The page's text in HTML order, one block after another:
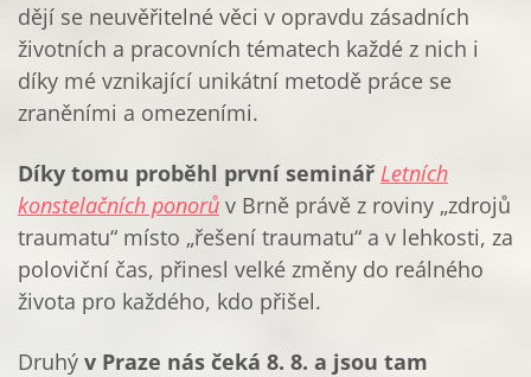
dějí se neuvěřitelné věci v opravdu zásadních
životních a pracovních tématech každé z nich i
díky mé vznikající unikátní metodě práce se
zraněními a omezeními.
Díky tomu proběhl první seminář Letních
konstelačních ponorů v Brně právě z roviny „zdrojů
traumatu“ místo „řešení traumatu“ a v lehkosti, za
poloviční čas, přinesl velké změny do reálného
života pro každého, kdo přišel.
Druhý v Praze nás čeká 8. 8. a jsou tam